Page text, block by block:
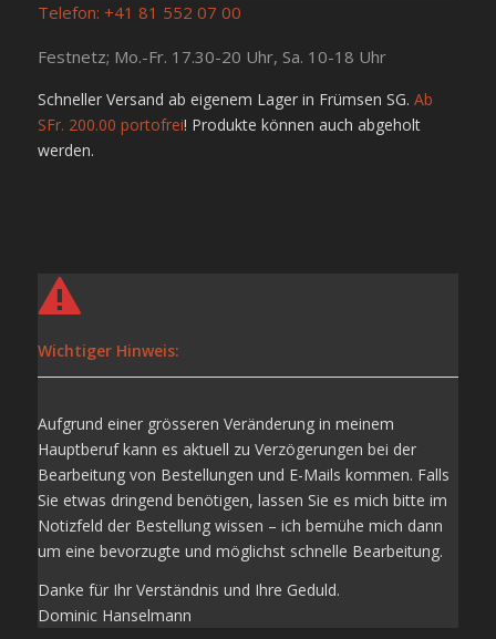
Telefon: +41 81 552 07 00
Festnetz; Mo.-Fr. 17.30-20 Uhr, Sa. 10-18 Uhr
Schneller Versand ab eigenem Lager in Frümsen SG. Ab
SFr. 200.00 portofrei! Produkte können auch abgeholt
werden.
Wichtiger Hinweis:
Aufgrund einer grösseren Veränderung in meinem
Hauptberuf kann es aktuell zu Verzögerungen bei der
Bearbeitung von Bestellungen und E-Mails kommen. Falls
Sie etwas dringend benötigen, lassen Sie es mich bitte im
Notizfeld der Bestellung wissen – ich bemühe mich dann
um eine bevorzugte und möglichst schnelle Bearbeitung.
Danke für Ihr Verständnis und Ihre Geduld.
Dominic Hanselmann